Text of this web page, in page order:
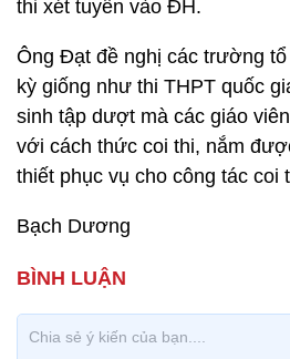
thi xét tuyển vào ĐH.
Ông Đạt đề nghị các trường
kỳ giống như thi THPT quốc
sinh tập dượt mà các giáo
với cách thức coi thi, nắm
thiết phục vụ cho công tác coi
Bạch Dương